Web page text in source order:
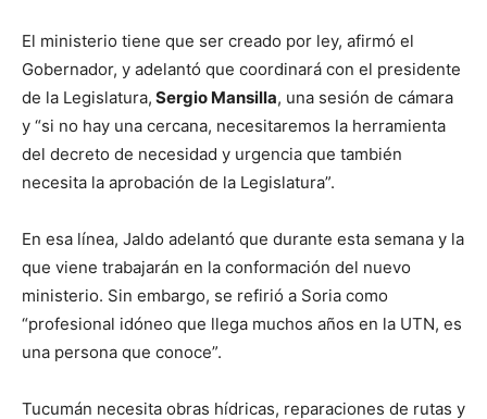
El ministerio tiene que ser creado por ley, afirmó el
Gobernador, y adelantó que coordinará con el presidente
de la Legislatura, Sergio Mansilla, una sesión de cámara
y “si no hay una cercana, necesitaremos la herramienta
del decreto de necesidad y urgencia que también
necesita la aprobación de la Legislatura”.
En esa línea, Jaldo adelantó que durante esta semana y la
que viene trabajarán en la conformación del nuevo
ministerio. Sin embargo, se refirió a Soria como
“profesional idóneo que llega muchos años en la UTN, es
una persona que conoce”.
Tucumán necesita obras hídricas, reparaciones de rutas y